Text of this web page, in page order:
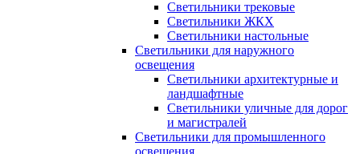
Светильники трековые
Светильники ЖКХ
Светильники настольные
Светильники для наружного
освещения
Светильники архитектурные и
ландшафтные
Светильники уличные для дорог
и магистралей
Светильники для промышленного
освещения